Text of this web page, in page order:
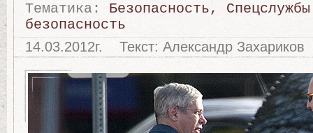
Тематика:
Безопасность,
безопасность
14.03.2012г. Текст: Александр Захариков